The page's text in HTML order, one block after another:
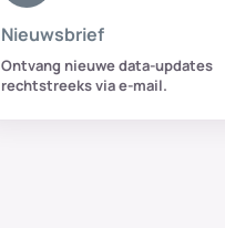
Nieuwsbrief
Ontvang nieuwe data-updates
rechtstreeks via e-mail.